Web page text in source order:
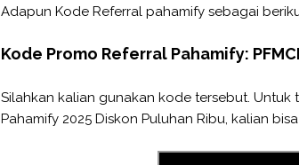
Adapun Kode Referral pahamify sebagai
Kode Promo Referral Pahamify:
Silahkan kalian gunakan kode tersebut. Untuk
Pahamify 2025 Diskon Puluhan Ribu, kalian